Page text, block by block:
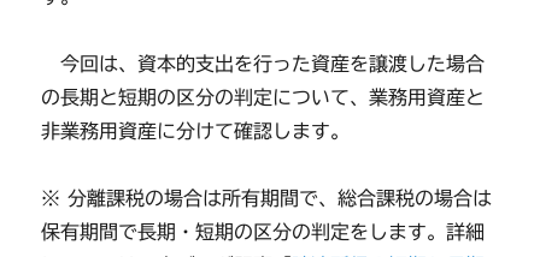
今回は、資本的支出を行った資産を譲渡した場合
の長期と短期の区分の判定について、業務用資産と
非業務用資産に分けて確認します。
※ 分離課税の場合は所有期間で、総合課税の場合は
保有期間で長期・短期の区分の判定をします。詳細